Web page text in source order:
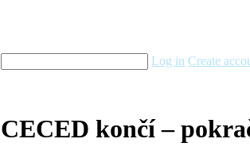
Log in Create
CECED končí –